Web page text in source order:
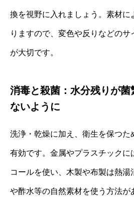
換を視野に入れましょう。素材に
りますので、変色や反りなどのサ
が大切です。
消毒と殺菌：水分残りが菌
ないように
洗浄・乾燥に加え、衛生を保つた
有効です。金属やプラスチックに
コールを使い、木製や布製は熱
や酢水等の自然素材を使う方法が